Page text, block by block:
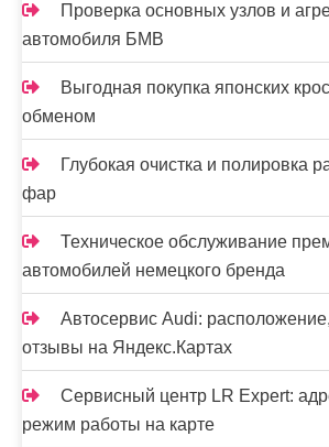
Проверка основных узлов и
автомобиля БМВ
Выгодная покупка японских
обменом
Глубокая очистка и полировка
фар
Техническое обслуживание
автомобилей немецкого бренда
Автосервис Audi:
отзывы на Яндекс.Картах
Сервисный центр LR Expert:
режим работы на карте